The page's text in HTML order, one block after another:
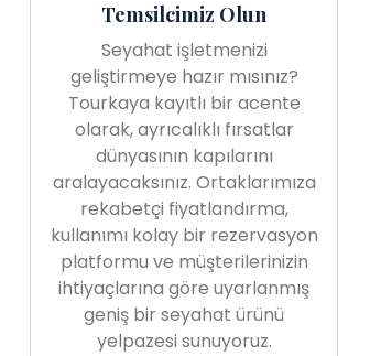
Temsilcimiz Olun
Seyahat işletmenizi
geliştirmeye hazır mısınız?
Tourkaya kayıtlı bir acente
olarak, ayrıcalıklı fırsatlar
dünyasının kapılarını
aralayacaksınız. Ortaklarımıza
rekabetçi fiyatlandırma,
kullanımı kolay bir rezervasyon
platformu ve müşterilerinizin
ihtiyaçlarına göre uyarlanmış
geniş bir seyahat ürünü
yelpazesi sunuyoruz.